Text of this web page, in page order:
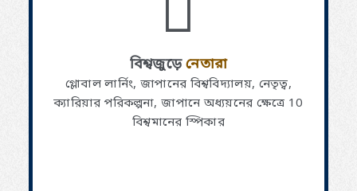
বিশ্বজুড়েনেতারা
গ্লোবাল লার্নিং, জাপানের বিশ্ববিদ্যালয়, নেতৃত্ব,
ক্যারিয়ার পরিকল্পনা, জাপানে অধ্যয়নের ক্ষেত্রে 10
বিশ্বমানের স্পিকার